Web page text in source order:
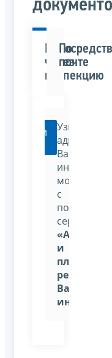
через
инспекцию
По
почте
Перейти
Узнать
адрес
Вашей
инспекции
можно
с
помощью
сервиса:
«Адрес
и
платежные
реквизиты
Вашей